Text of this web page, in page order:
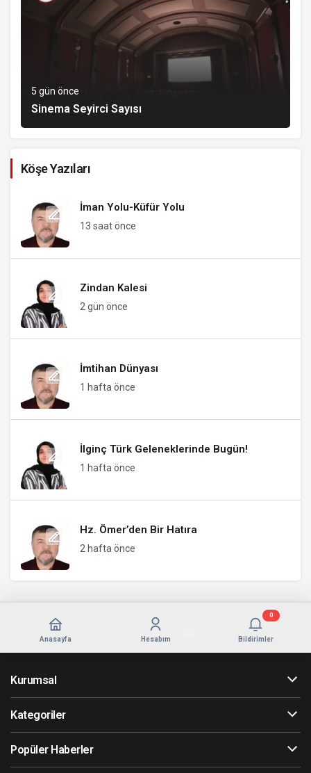
5 gün önce
Sinema Seyirci Sayısı
Köşe Yazıları
İman Yolu-Küfür Yolu
13 saat önce
Zindan Kalesi
2 gün önce
İmtihan Dünyası
1 hafta önce
İlginç Türk Geleneklerinde Bugün!
1 hafta önce
Hz. Ömer’den Bir Hatıra
2 hafta önce
Anasayfa Hesabım Bildirimler
0
Kurumsal
Kategoriler
Popüler Haberler